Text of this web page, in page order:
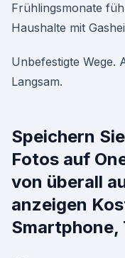
Frühlingsmonate
Haushalte mit
Unbefestigte Wege.
Langsam.
Speichern
Fotos auf
von überall
anzeigen
Smartphone,